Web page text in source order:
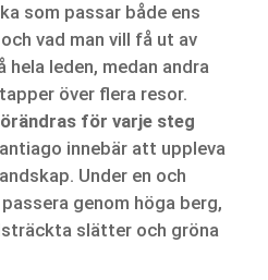
som passar både ens
vad man vill få ut av
hela leden, medan andra
över flera resor.
för varje steg
innebär att uppleva
Under en och
genom höga berg,
slätter och gröna